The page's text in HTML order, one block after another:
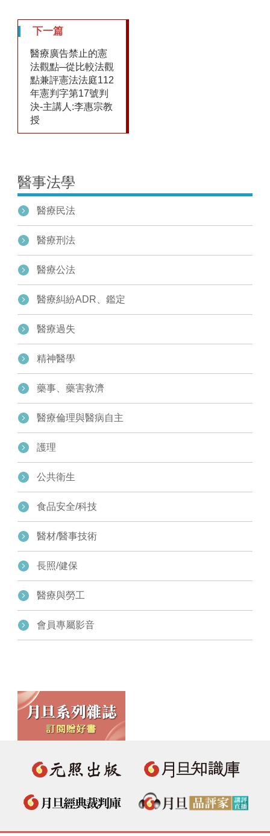
下一篇
醫療廣告禁止的憲
法觀點─從比較法觀
點兼評憲法法庭112
年憲判字第17號判
決-主講人:李惠宗教
授
醫事法學
醫療民法
醫療刑法
醫療公法
醫療糾紛ADR、鑑定
醫療過失
精神醫學
藥事、藥害救濟
醫療倫理與醫病自主
護理
公共衛生
食品安全/科技
醫材/醫事技術
長照/健保
醫療與勞工
會員專屬影音